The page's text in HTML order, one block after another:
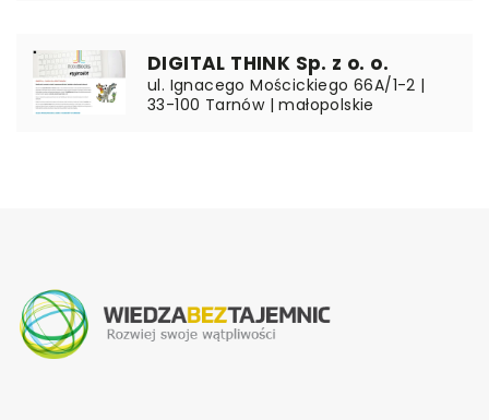
DIGITAL THINK Sp. z o. o.
ul. Ignacego Mościckiego 66A/1-2 |
33-100 Tarnów | małopolskie